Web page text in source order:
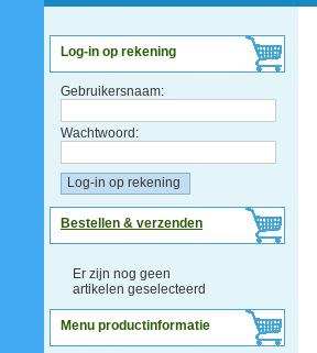
Log-in op rekening
Gebruikersnaam:
Wachtwoord:
Bestellen & verzenden
Er zijn nog geen
artikelen geselecteerd
Menu productinformatie